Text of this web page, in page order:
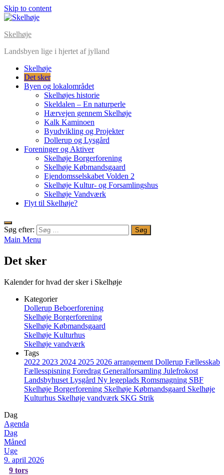
Skip to content
Skelhøje
Landsbyen lige i hjertet af jylland
Skelhøje
Det sker
Byen og lokalområdet
Skelhøjes historie
Skeldalen – En naturperle
Hærvejen gennem Skelhøje
Kalk Kaminoen
Byudvikling og Projekter
Dollerup og Lysgård
Foreninger og Aktiver
Skelhøje Borgerforening
Skelhøje Købmandsgaard
Ejendomsselskabet Volden 2
Skelhøje Kultur- og Forsamlingshus
Skelhøje Vandværk
Flyt til Skelhøje?
Søg efter:
Main Menu
Det sker
Kalender for hvad der sker i Skelhøje
Kategorier
Dollerup Beboerforening
Skelhøje Borgerforening
Skelhøje Købmandsgaard
Skelhøje Kulturhus
Skelhøje vandværk
Tags
2022 2023 2024 2025 2026 arrangement Dollerup Fællesskab
Fællesspisning Foredrag Generalforsamling Julefrokost
Landsbyhuset Lysgård Ny legeplads Romsmagning SBF
Skelhøje Borgerforening Skelhøje Købmandsgaard Skelhøje
Kulturhus Skelhøje vandværk SKG Strik
Dag
Agenda
Dag
Måned
Uge
9. april 2026
9 tors